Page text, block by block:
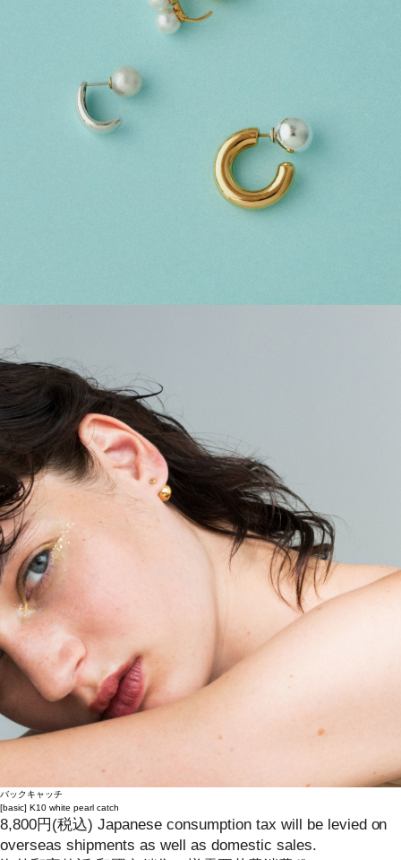
バックキャッチ
[basic] K10 white pearl catch
8,800円 (税込) Japanese consumption tax will be levied on
overseas shipments as well as domestic sales.